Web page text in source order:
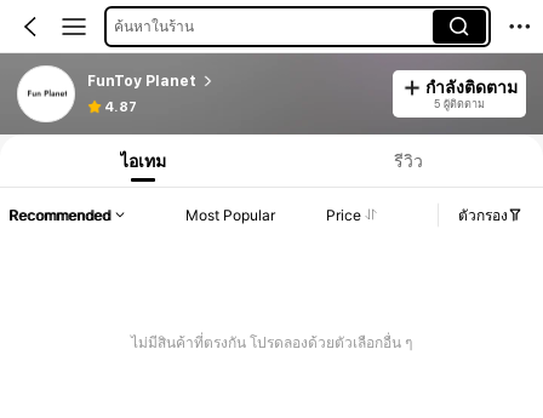
ค้นหาในร้าน
FunToy Planet
4.87
กำลังติดตาม
5 ผู้ติดตาม
ไอเทม รีวิว
Recommended Most Popular Price ตัวกรอง
ไม่มีสินค้าที่ตรงกัน โปรดลองด้วยตัวเลือกอื่น ๆ